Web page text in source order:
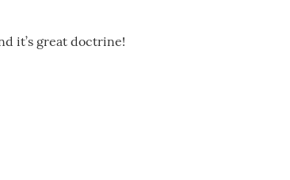
it’s great doctrine!